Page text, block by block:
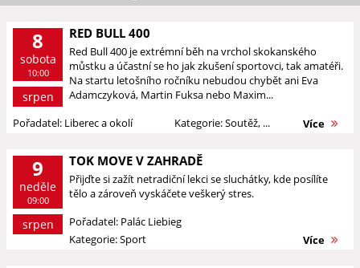
8
sobota
10:00
srpen
RED BULL 400
Red Bull 400 je extrémní běh na vrchol skokanského
můstku a účastní se ho jak zkušení sportovci, tak amatéři.
Na startu letošního ročníku nebudou chybět ani Eva
Adamczyková, Martin Fuksa nebo Maxim...
Pořadatel: Liberec a okolí
Kategorie: Soutěž, ... Více
9
neděle
09:00
srpen
TOK MOVE V ZAHRADĚ
Přijďte si zažít netradiční lekci se sluchátky, kde posílíte
tělo a zároveň vyskáčete veškerý stres.
Pořadatel: Palác Liebieg
Kategorie: Sport
Více